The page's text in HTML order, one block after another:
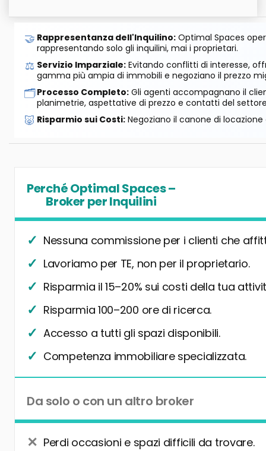
🤝 Rappresentanza dell'Inquilino: Optimal Spaces
rappresentando solo gli inquilini, mai i proprietari.
⚖️ Servizio Imparziale: Evitando conflitti di interesse,
gamma più ampia di immobili e negoziano il prezzo
🗂️Processo Completo: Gli agenti accompagnano il
planimetrie, aspettative di prezzo e contatti del
🐷 Risparmio sui Costi: Negoziano il canone di
Perché Optimal Spaces –
Broker per Inquilini
Nessuna commissione per i clienti che
Lavoriamo per TE, non per il proprietario.
Risparmia il 15–20% sui costi della tua
Risparmia 100–200 ore di ricerca.
Accesso a tutti gli spazi disponibili.
Competenza immobiliare specializzata.
Da solo o con un altro broker
Perdi occasioni e spazi difficili da trovare.